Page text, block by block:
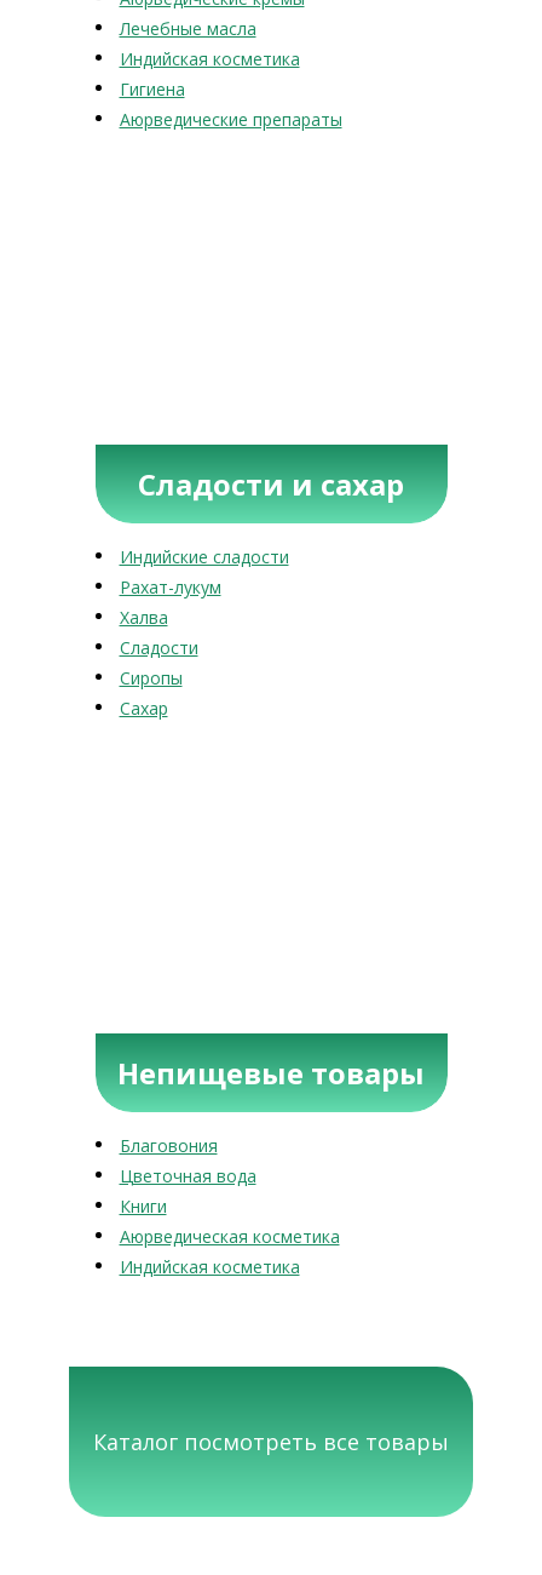
Лечебные масла
Индийская косметика
Гигиена
Аюрведические препараты
Сладости и сахар
Индийские сладости
Рахат-лукум
Халва
Сладости
Сиропы
Сахар
Непищевые товары
Благовония
Цветочная вода
Книги
Аюрведическая косметика
Индийская косметика
Каталог посмотреть все товары